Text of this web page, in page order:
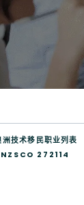
洲技术移民职业列表
272114